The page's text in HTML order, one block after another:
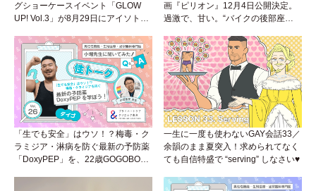
グショーケースイベント「GLOW
UP! Vol.3」が8月29日にアイソトー
画『ピリオン』12月4日公開決定。
過激で、甘い。“バイクの後部座
「生でも安全」はウソ！？梅毒・ク
ラミジア・淋病を防ぐ最新の予防薬
「DoxyPEP」を、22歳GOGOBOY
一生に一度も使わないGAY会話33／
余韻のまま夏突入！求められてなく
ても自信特盛で “serving” しなさい♥